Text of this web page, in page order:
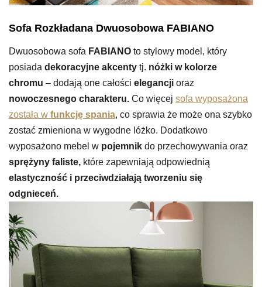
Sofa Rozkładana Dwuosobowa FABIANO
Dwuosobowa sofa FABIANO to stylowy model, który
posiada dekoracyjne akcenty tj. nóżki w kolorze
chromu – dodają one całości elegancji oraz
nowoczesnego charakteru. Co więcej sofa wyposażona
została w funkcję spania, co sprawia że może ona szybko
zostać zmieniona w wygodne lóżko. Dodatkowo
wyposażono mebel w pojemnik do przechowywania oraz
sprężyny faliste, które zapewniają odpowiednią
elastyczność i przeciwdziałają tworzeniu się
odgnieceń.